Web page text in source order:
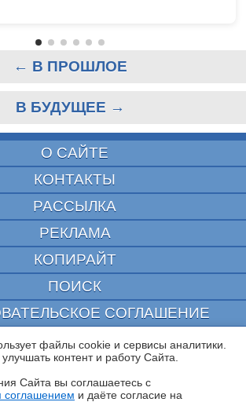
← В ПРОШЛОЕ
В БУДУЩЕЕ →
О САЙТЕ
КОНТАКТЫ
РАССЫЛКА
РЕКЛАМА
КОПИРАЙТ
ПОИСК
СОГЛАШЕНИЕ
ЗАЩИЩЕНО CURATOR
периодическое издание "3ДНьюс" | Свидетельство о
по надзору за соблюдением законодательства в сфере
и охране культурного наследия
файлы cookie и сервисы аналитики.
контент и работу Cайта.
Cайта вы соглашаетесь с
соглашением и даёте согласие на